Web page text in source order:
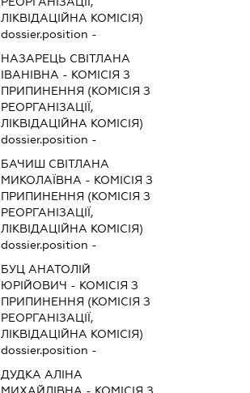
ЛІКВІДАЦІЙНА КОМІСІЯ)
dossier.position -
НАЗАРЕЦЬ СВІТЛАНА
ІВАНІВНА - КОМІСІЯ З
ПРИПИНЕННЯ (КОМІСІЯ З
РЕОРГАНІЗАЦІЇ,
ЛІКВІДАЦІЙНА КОМІСІЯ)
dossier.position -
БАЧИШ СВІТЛАНА
МИКОЛАЇВНА - КОМІСІЯ З
ПРИПИНЕННЯ (КОМІСІЯ З
РЕОРГАНІЗАЦІЇ,
ЛІКВІДАЦІЙНА КОМІСІЯ)
dossier.position -
БУЦ АНАТОЛІЙ
ЮРІЙОВИЧ - КОМІСІЯ З
ПРИПИНЕННЯ (КОМІСІЯ З
РЕОРГАНІЗАЦІЇ,
ЛІКВІДАЦІЙНА КОМІСІЯ)
dossier.position -
ДУДКА АЛІНА